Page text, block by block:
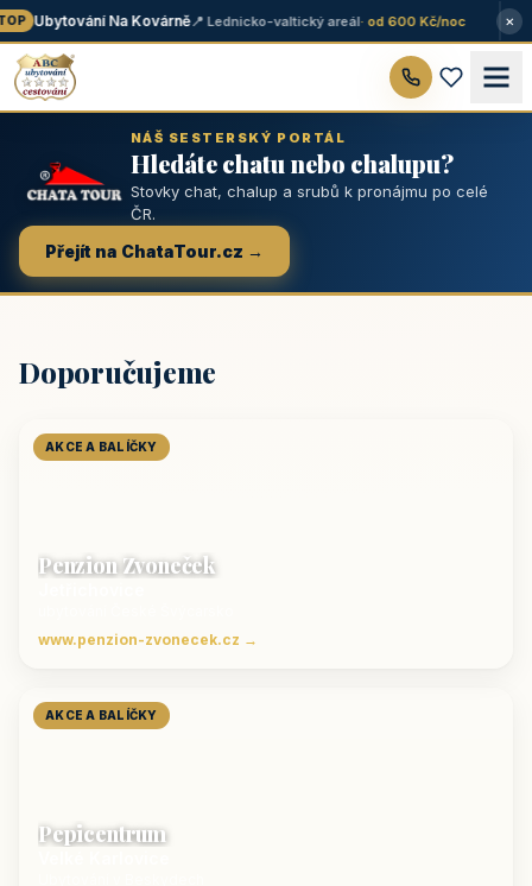
Ubytování Na Kovárně📍 Lednicko-valtický areál· od 600 Kč/noc ×
NÁŠ SESTERSKÝ PORTÁL
Hledáte chatu nebo chalupu?
Stovky chat, chalup a srubů k pronájmu po celé
ČR.
Přejít na ChataTour.cz →
Doporučujeme
AKCE A BALÍČKY
Penzion Zvoneček
www.penzion-zvonecek.cz →
AKCE A BALÍČKY
Pepicentrum